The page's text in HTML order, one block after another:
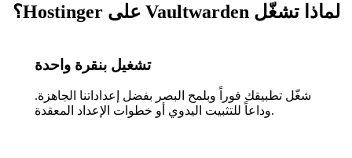
لماذا تشغّل Vaultwarden على Hostinger؟
تشغيل بنقرة واحدة
شغّل تطبيقك فوراً وبلمح البصر بفضل إعداداتنا الجاهزة.
وداعاً للتثبيت اليدوي أو خطوات الإعداد المعقدة.